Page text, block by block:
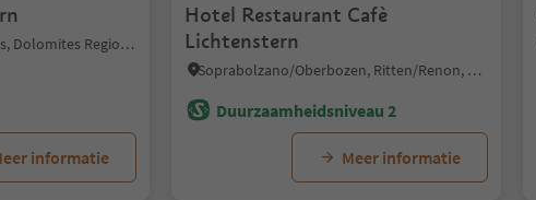
Tiso/Teis, Villnöss/Funes, Dolomites Region Lüsen Villnöss
informatie
Hotel Restaurant Cafè
Lichtenstern
Soprabolzano/Oberbozen, Ritten/Renon, Bolzano/Bozen and environs
Duurzaamheidsniveau 2
Meer informatie